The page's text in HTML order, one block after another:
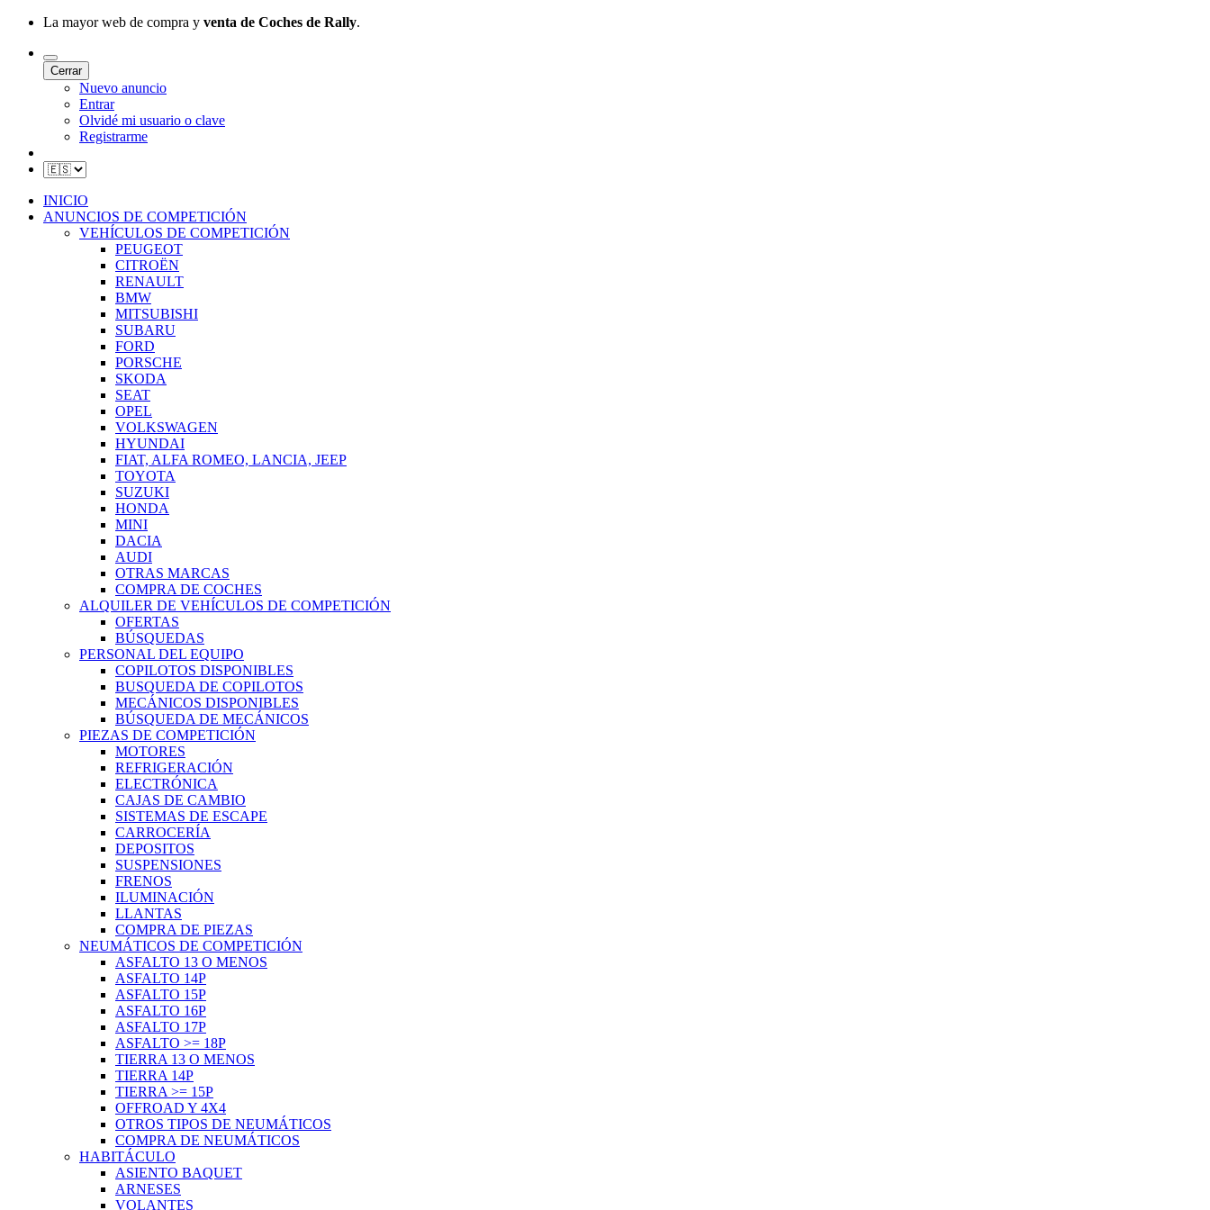
La mayor web de compra y venta de Coches de Rally.
Cerrar
Nuevo anuncio
Entrar
Olvidé mi usuario o clave
Registrarme
INICIO
ANUNCIOS DE COMPETICIÓN
VEHÍCULOS DE COMPETICIÓN
PEUGEOT
CITROËN
RENAULT
BMW
MITSUBISHI
SUBARU
FORD
PORSCHE
SKODA
SEAT
OPEL
VOLKSWAGEN
HYUNDAI
FIAT, ALFA ROMEO, LANCIA, JEEP
TOYOTA
SUZUKI
HONDA
MINI
DACIA
AUDI
OTRAS MARCAS
COMPRA DE COCHES
ALQUILER DE VEHÍCULOS DE COMPETICIÓN
OFERTAS
BÚSQUEDAS
PERSONAL DEL EQUIPO
COPILOTOS DISPONIBLES
BUSQUEDA DE COPILOTOS
MECÁNICOS DISPONIBLES
BÚSQUEDA DE MECÁNICOS
PIEZAS DE COMPETICIÓN
MOTORES
REFRIGERACIÓN
ELECTRÓNICA
CAJAS DE CAMBIO
SISTEMAS DE ESCAPE
CARROCERÍA
DEPOSITOS
SUSPENSIONES
FRENOS
ILUMINACIÓN
LLANTAS
COMPRA DE PIEZAS
NEUMÁTICOS DE COMPETICIÓN
ASFALTO 13 O MENOS
ASFALTO 14P
ASFALTO 15P
ASFALTO 16P
ASFALTO 17P
ASFALTO >= 18P
TIERRA 13 O MENOS
TIERRA 14P
TIERRA >= 15P
OFFROAD Y 4X4
OTROS TIPOS DE NEUMÁTICOS
COMPRA DE NEUMÁTICOS
HABITÁCULO
ASIENTO BAQUET
ARNESES
VOLANTES